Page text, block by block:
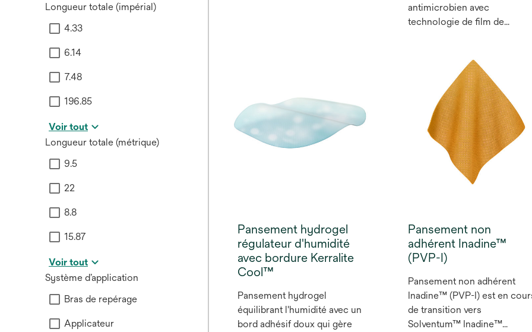
Longueur totale (impérial)
4.33
6.14
7.48
196.85
Voir tout
Longueur totale (métrique)
9.5
22
8.8
15.87
Voir tout
Système d’application
Bras de repérage
Applicateur
antimicrobien avec
technologie de film de
douleur¹ ² et une protection
efficace du tissu
nouvellement formé³, tout en
minimisant l’arrachement des
fibres.¹
Pansement hydrogel
régulateur d'humidité
avec bordure Kerralite
Cool™
Pansement hydrogel
équilibrant l'humidité avec un
bord adhésif doux qui gère
Pansement non
adhérent Inadine™
(PVP-I)
Pansement non adhérent
Inadine™ (PVP-I) est en
de transition vers
Solventum™ Inadine™